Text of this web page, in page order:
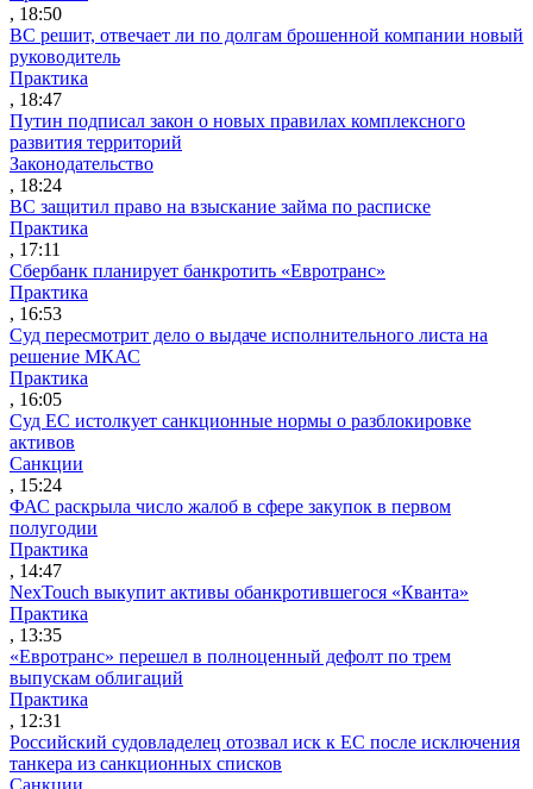
, 18:50
ВС решит, отвечает ли по долгам брошенной компании новый
руководитель
Практика
, 18:47
Путин подписал закон о новых правилах комплексного
развития территорий
Законодательство
, 18:24
ВС защитил право на взыскание займа по расписке
Практика
, 17:11
Сбербанк планирует банкротить «Евротранс»
Практика
, 16:53
Суд пересмотрит дело о выдаче исполнительного листа на
решение МКАС
Практика
, 16:05
Суд ЕС истолкует санкционные нормы о разблокировке
активов
Санкции
, 15:24
ФАС раскрыла число жалоб в сфере закупок в первом
полугодии
Практика
, 14:47
NexTouch выкупит активы обанкротившегося «Кванта»
Практика
, 13:35
«Евротранс» перешел в полноценный дефолт по трем
выпускам облигаций
Практика
, 12:31
Российский судовладелец отозвал иск к ЕС после исключения
танкера из санкционных списков
Санкции